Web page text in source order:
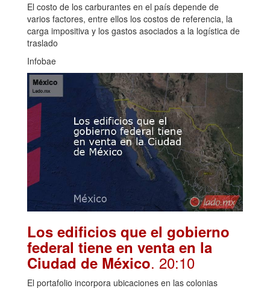
El costo de los carburantes en el país depende de
varios factores, entre ellos los costos de referencia, la
carga impositiva y los gastos asociados a la logística de
traslado
Infobae
Los edificios que el gobierno
federal tiene en venta en la
Ciudad de México. 20:10
El portafolio incorpora ubicaciones en las colonias